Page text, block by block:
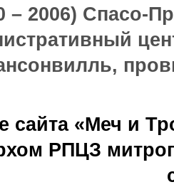
– 2006) Спасо-
сайта «Меч и
РПЦЗ